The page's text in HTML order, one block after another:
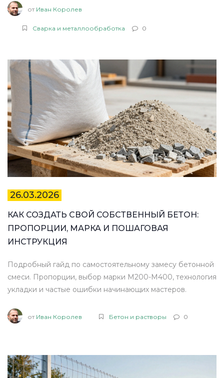
от Иван Королев
Сварка и металлообработка 0
26.03.2026
КАК СОЗДАТЬ СВОЙ СОБСТВЕННЫЙ БЕТОН:
ПРОПОРЦИИ, МАРКА И ПОШАГОВАЯ
ИНСТРУКЦИЯ
Подробный гайд по самостоятельному замесу бетонной
смеси. Пропорции, выбор марки M200-M400, технология
укладки и частые ошибки начинающих мастеров.
от Иван Королев Бетон и растворы 0